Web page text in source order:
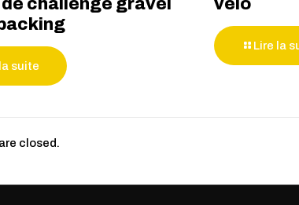
challenge gravel
suite
vélo
Lire la
closed.